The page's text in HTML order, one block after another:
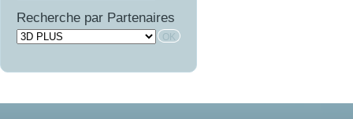
Recherche par Partenaires